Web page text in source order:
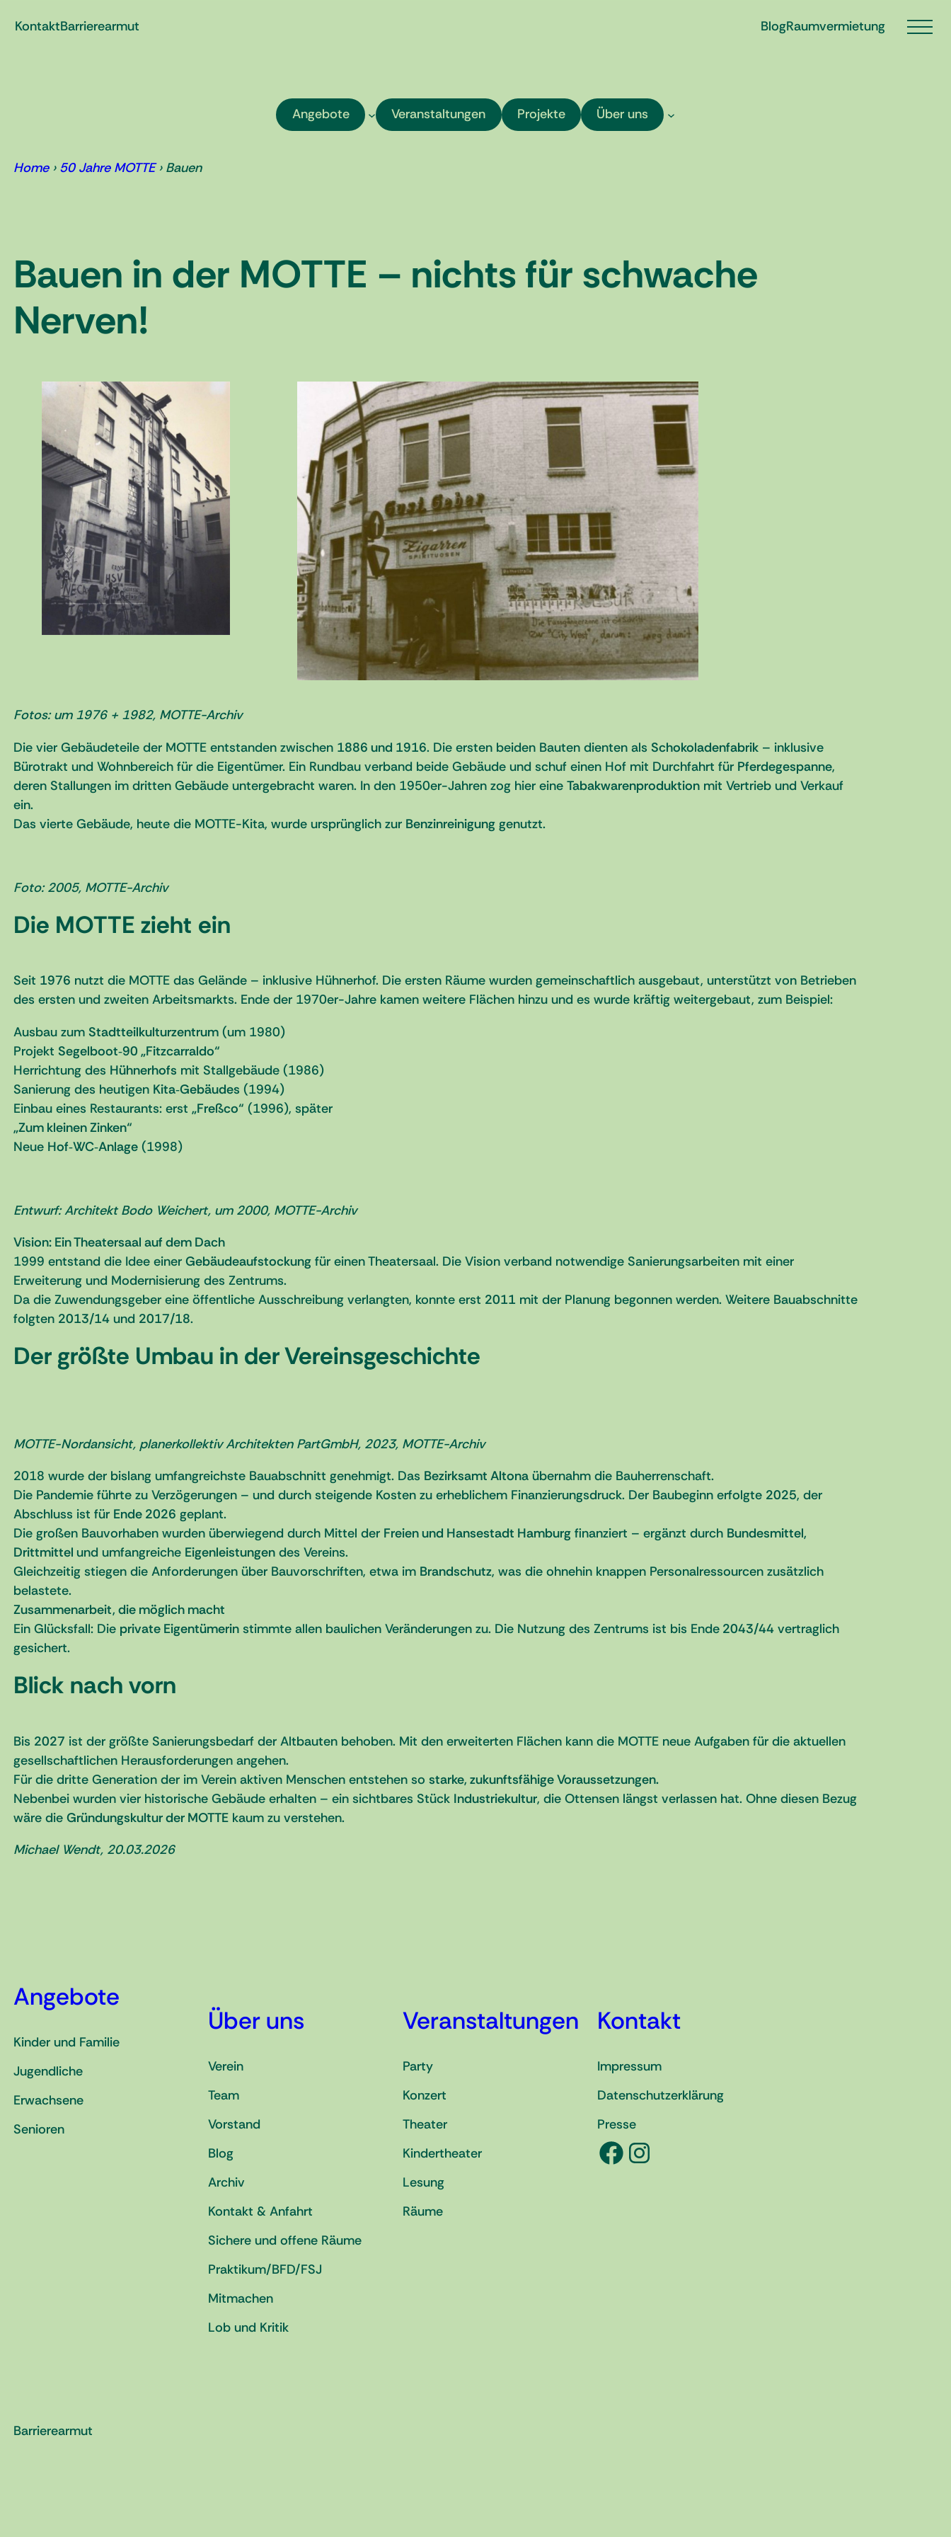
InhaltKontaktBarrierearmut BlogRaumvermietung
Angebote Veranstaltungen Projekte Über uns
Home› 50 Jahre MOTTE› Bauen
Bauen in der MOTTE – nichts für schwache
Nerven!
Fotos: um 1976 + 1982, MOTTE-Archiv
Die vier Gebäudeteile der MOTTE entstanden zwischen 1886 und 1916. Die ersten beiden Bauten dienten alsSchokoladenfabrik – inklusive
Bürotrakt und Wohnbereich für die Eigentümer. Ein Rundbau verband beide Gebäude und schuf einen Hof mit Durchfahrt für Pferdegespanne,
deren Stallungen im dritten Gebäude untergebracht waren. In den 1950er-Jahren zog hier eineTabakwarenproduktion mit Vertrieb und Verkauf
ein.
Das vierte Gebäude, heute die MOTTE-Kita, wurde ursprünglich zur Benzinreinigung genutzt.
Foto: 2005, MOTTE-Archiv
Die MOTTE zieht ein
Seit 1976 nutzt die MOTTE das Gelände – inklusive Hühnerhof. Die ersten Räume wurden gemeinschaftlich ausgebaut, unterstützt von Betrieben
des ersten und zweiten Arbeitsmarkts. Ende der 1970er-Jahre kamen weitere Flächen hinzu und es wurde kräftig weitergebaut, zum Beispiel:
Ausbau zumStadtteilkulturzentrum (um 1980)
ProjektSegelboot‑90 „Fitzcarraldo“
Herrichtung des Hühnerhofs mit Stallgebäude (1986)
Sanierung des heutigen Kita‑Gebäudes (1994)
Einbau eines Restaurants: erst„Freßco“ (1996), später
„Zum kleinen Zinken“
Neue Hof‑WC‑Anlage (1998)
Entwurf: Architekt Bodo Weichert, um 2000, MOTTE-Archiv
Vision: Ein Theatersaal auf dem Dach
1999 entstand die Idee einerGebäudeaufstockung für einen Theatersaal. Die Vision verband notwendige Sanierungsarbeiten mit einer
Erweiterung und Modernisierung des Zentrums.
Da die Zuwendungsgeber eine öffentliche Ausschreibung verlangten, konnte erst 2011 mit der Planung begonnen werden. Weitere Bauabschnitte
folgten 2013/14 und 2017/18.
Der größte Umbau in der Vereinsgeschichte
MOTTE-Nordansicht, planerkollektiv Architekten PartGmbH, 2023, MOTTE-Archiv
2018 wurde der bislang umfangreichste Bauabschnitt genehmigt. Das Bezirksamt Altona übernahm die Bauherrenschaft.
Die Pandemie führte zu Verzögerungen – und durch steigende Kosten zu erheblichem Finanzierungsdruck. Der Baubeginn erfolgte 2025, der
Abschluss ist für Ende 2026 geplant.
Die großen Bauvorhaben wurden überwiegend durch Mittel der Freien und Hansestadt Hamburg finanziert – ergänzt durch Bundesmittel,
Drittmittelund umfangreiche Eigenleistungen des Vereins.
Gleichzeitig stiegen die Anforderungen über Bauvorschriften, etwa im Brandschutz, was die ohnehin knappen Personalressourcen zusätzlich
belastete.
Zusammenarbeit, die möglich macht
Ein Glücksfall: Die private Eigentümerin stimmte allen baulichen Veränderungen zu. Die Nutzung des Zentrums ist bis Ende 2043/44 vertraglich
gesichert.
Blick nach vorn
Bis 2027 ist der größte Sanierungsbedarf der Altbauten behoben. Mit den erweiterten Flächen kann die MOTTE neue Aufgaben für die aktuellen
gesellschaftlichen Herausforderungen angehen.
Für die dritte Generation der im Verein aktiven Menschen entstehen sostarke, zukunftsfähige Voraussetzungen.
Nebenbei wurden vier historische Gebäude erhalten – ein sichtbares Stück Industriekultur, die Ottensen längst verlassen hat. Ohne diesen Bezug
wäre dieGründungskultur der MOTTE kaum zu verstehen.
Michael Wendt, 20.03.2026
Angebote
Kinder und Familie
Jugendliche
Erwachsene
Senioren
Über uns
Verein
Team
Vorstand
Blog
Archiv
Kontakt & Anfahrt
Sichere und offene Räume
Praktikum/BFD/FSJ
Mitmachen
Lob und Kritik
Veranstaltungen
Party
Konzert
Theater
Kindertheater
Lesung
Räume
Kontakt
Impressum
Datenschutzerklärung
Presse
Facebook Instagram
Barrierearmut